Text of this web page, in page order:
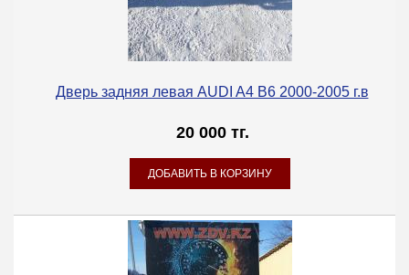
Дверь задняя левая AUDI A4 B6 2000-2005 г.в
20 000 тг.